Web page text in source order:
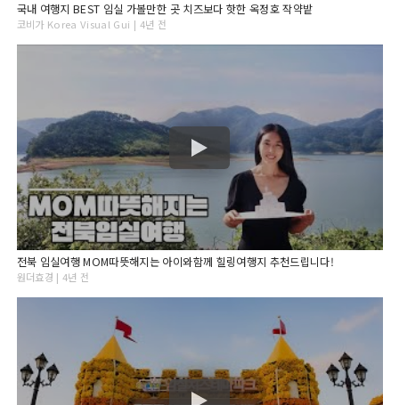
국내 여행지 BEST 임실 가볼만한 곳 치즈보다 핫한 옥정호 작약밭
코비가 Korea Visual Gui | 4년 전
전북 임실여행 MOM따뜻해지는 아이와함께 힐링여행지 추천드립니다!
원더효경 | 4년 전